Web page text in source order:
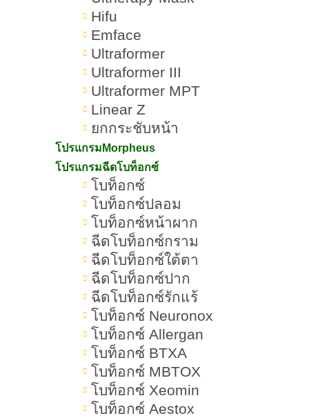
Hifu
Emface
Ultraformer
Ultraformer III
Ultraformer MPT
Linear Z
ยกกระชับหน้า
โปรแกรมMorpheus
โปรแกรมฉีดโบท็อกซ์
โบท็อกซ์
โบท็อกซ์ปลอม
โบท็อกซ์หน้าผาก
ฉีดโบท็อกซ์กราม
ฉีดโบท็อกซ์ใต้ตา
ฉีดโบท็อกซ์ปาก
ฉีดโบท็อกซ์รักแร้
โบท็อกซ์ Neuronox
โบท็อกซ์ Allergan
โบท็อกซ์ BTXA
โบท็อกซ์ MBTOX
โบท็อกซ์ Xeomin
โบท็อกซ์ Aestox
"สิว" ไม่ใช่แค่ปัญหาผิวเล็ก ๆ ที่เกิดขึ้น
ชั่วคราว แต่สำหรับหลายคน มันอาจ
กลายเป็นอุปสรรคต่อความมั่นใจและ
คุณภาพชีวิต สิวสามารถเกิดขึ้นได้กับ
ทุกเพศทุกวัย ไม่ว่าจะเป็นวัยรุ่นหรือ
ผู้ใหญ่ ซึ่งจากหลายสาเหตุ ทั้งฮอร์โมน
ความเครียด พฤติกรรมการดูแลผิว ไป
จนถึงสภาพแวดล้อม บทความนี้จะพา
ทุกคนไปทำความเข้าใจเกี่ยวกับสิวใน
ทุกแง่มุม ตั้งแต่สาเหตุการเกิดสิว
ประเภทของสิว วิธีรักษา และการ
ป้องกันอย่างถูกวิธี เพราะการรู้จักสิวที่
กำลังเป็นอยู่ ช่วยให้หาวิธีรักษาสิว
อย่างมีประสิทธิภาพ